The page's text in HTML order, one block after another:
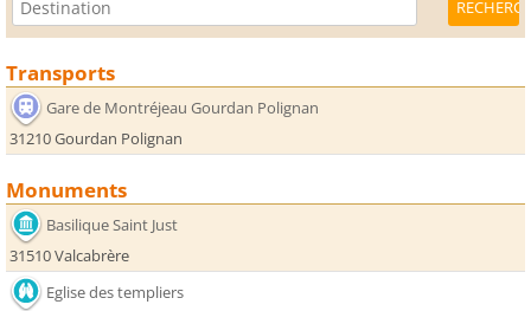
Transports
Gare de Montréjeau Gourdan Polignan
31210 Gourdan Polignan
Monuments
Basilique Saint Just
31510 Valcabrère
Eglise des templiers